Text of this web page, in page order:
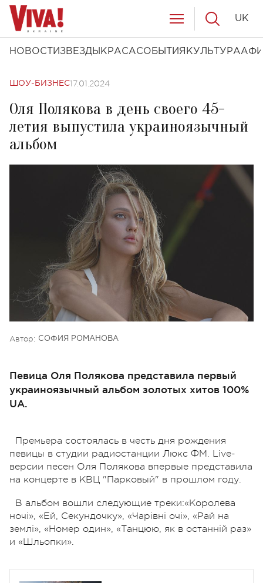
НОВОСТИ ЗВЕЗДЫ КРАСАСОБЫТИЯ КУЛЬТУРА
UK
ШОУ-БИЗНЕС17.01.2024
Оля Полякова в день своего 45-
летия выпустила украиноязычный
альбом
Автор: СОФИЯ РОМАНОВА
Певица Оля Полякова представила первый
украиноязычный альбом золотых хитов 100%
UA.
Премьера состоялась в честь дня рождения
певицы в студии радиостанции Люкс ФМ. Live-
версии песен Оля Полякова впервые представила
на концерте в КВЦ "Парковый" в прошлом году.
В альбом вошли следующие треки:«Королева
ночі», «Ей, Секундочку», «Чарівні очі», «Рай на
землі», «Номер один», «Танцюю, як в останній раз»
и «Шльопки».